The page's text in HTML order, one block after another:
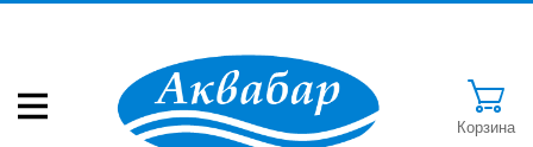
Корзина